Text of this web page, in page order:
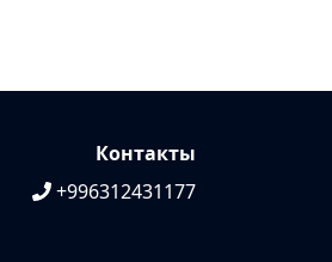
Контакты
+996312431177